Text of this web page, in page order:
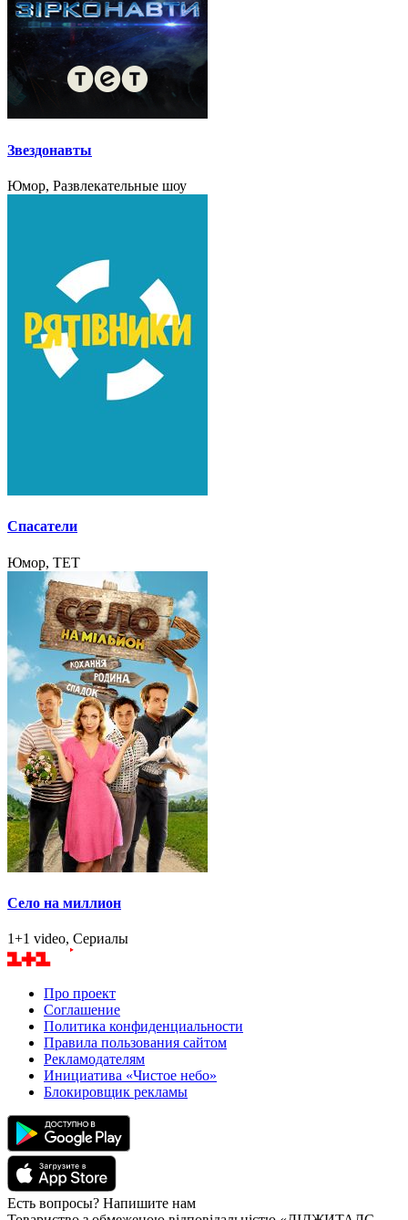
Звездонавты
Юмор, Развлекательные шоу
Спасатели
Юмор, TET
Село на миллион
1+1 video, Сериалы
Про проект
Соглашение
Политика конфиденциальности
Правила пользования сайтом
Рекламодателям
Инициатива «Чистое небо»
Блокировщик рекламы
Есть вопросы? Напишите нам